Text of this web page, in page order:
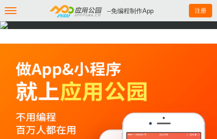
--免编程制作App 注册